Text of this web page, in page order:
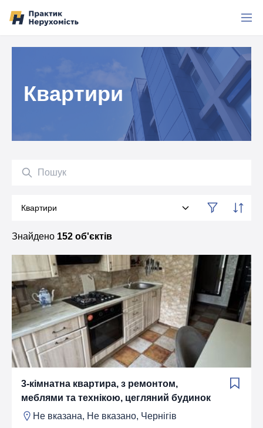
Квартири
Пошук
Категорія
Квартири
Знайдено 152 об'єктів
3-кімнатна квартира, з ремонтом,
меблями та технікою, цегляний будинок
Не вказана, Не вказано, Чернігів